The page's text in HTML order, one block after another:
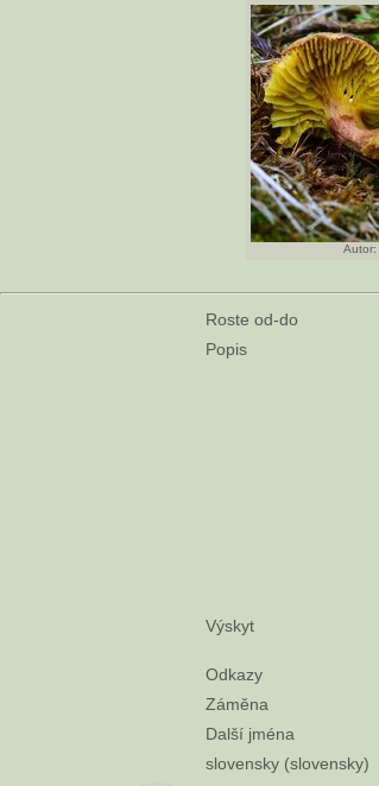
Autor:
Roste od-do
Popis
Výskyt
Odkazy
Záměna
Další jména
slovensky (slovensky)